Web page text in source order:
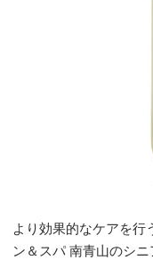
より効果的なケアを行
ン＆スパ 南青山のシ